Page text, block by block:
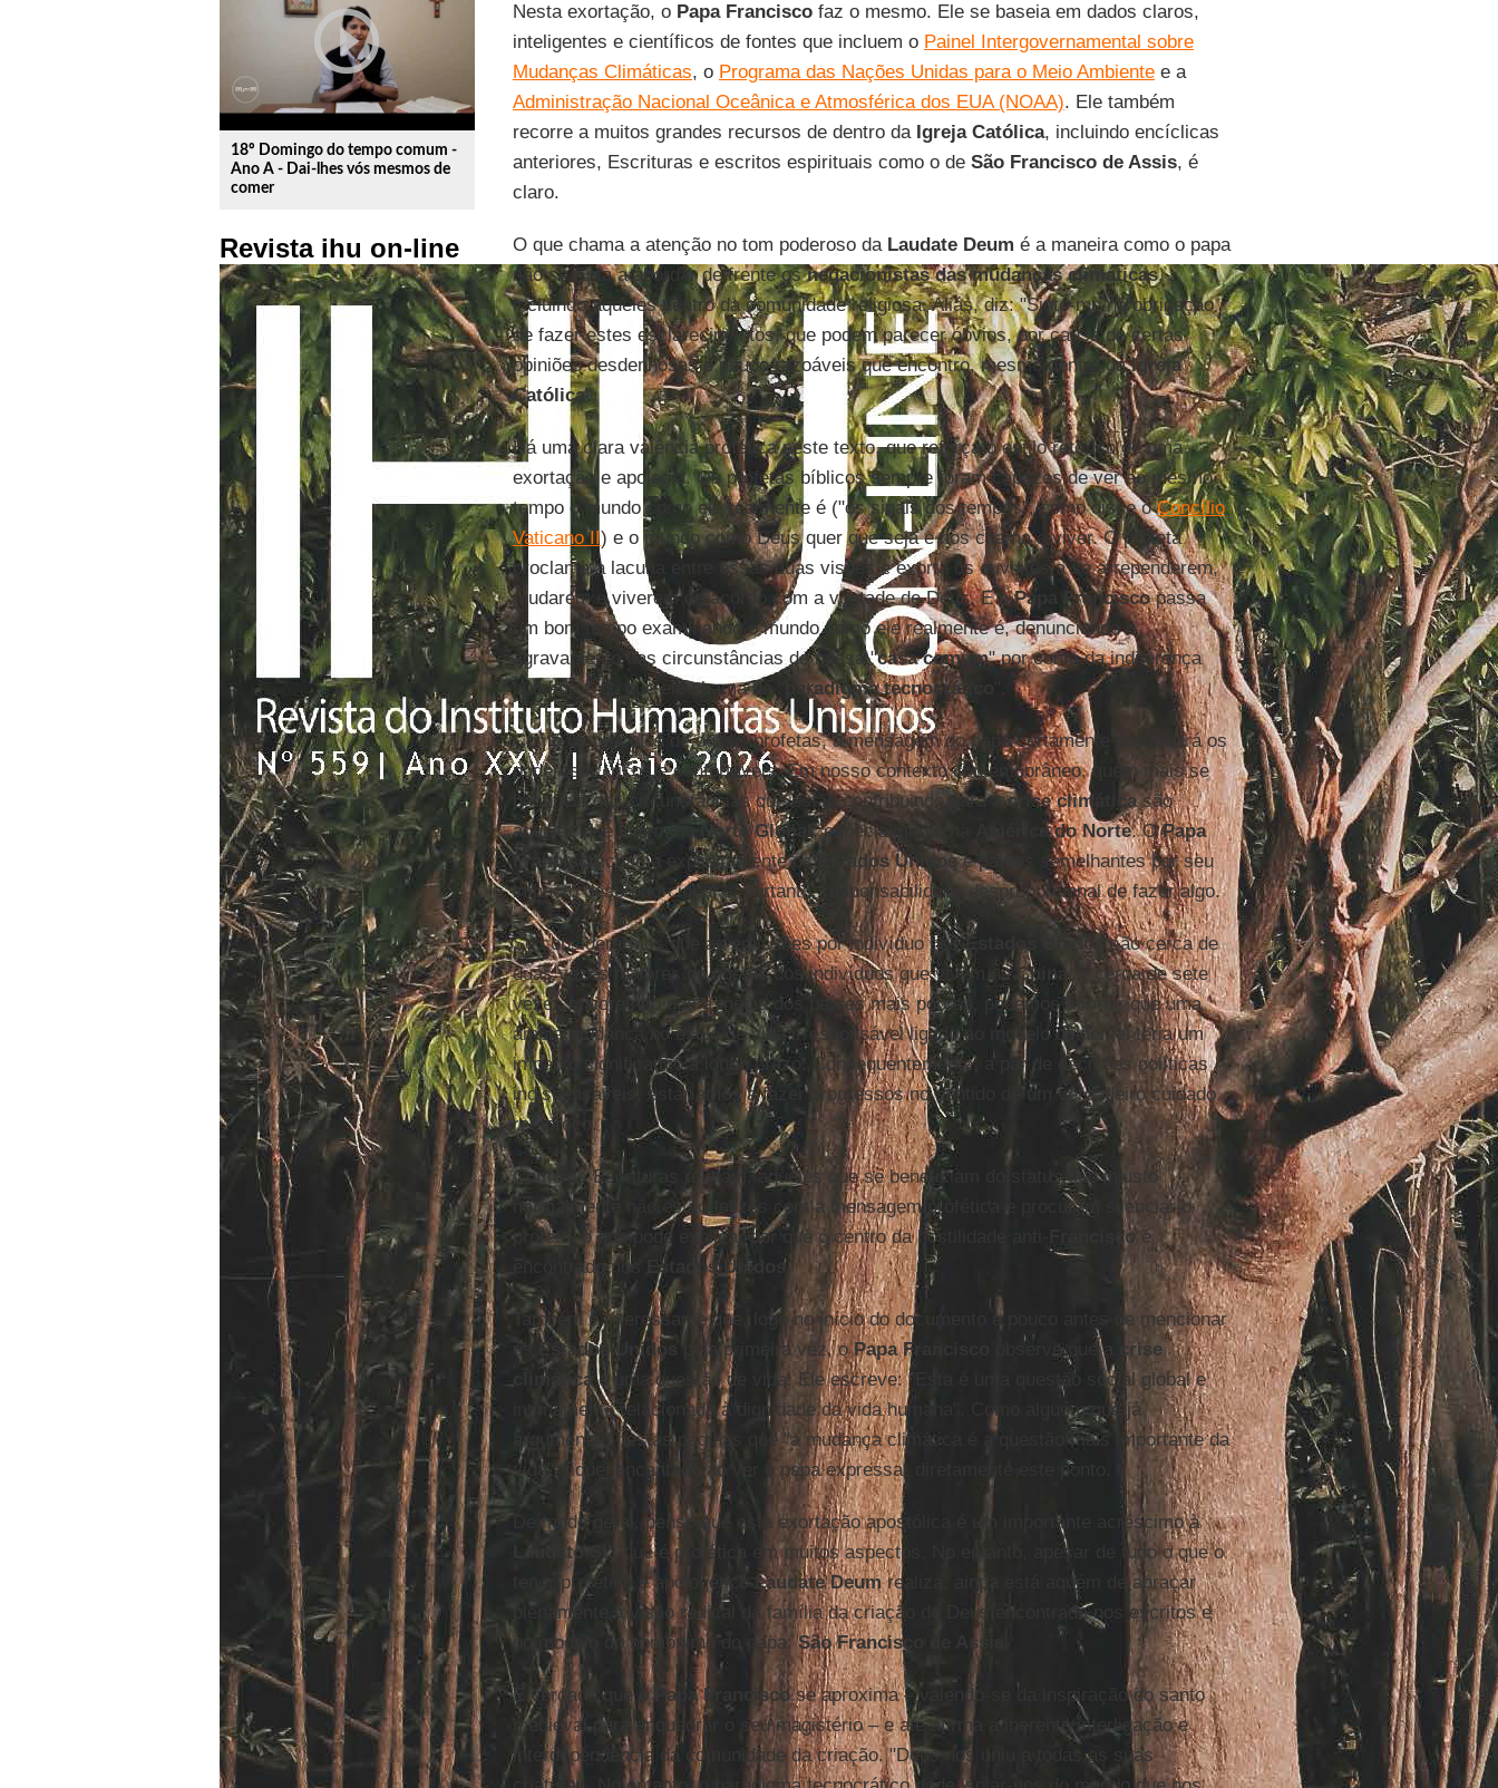
play_circle_outline
18º Domingo do tempo comum -
Ano A - Dai-lhes vós mesmos de
comer
Revista ihu on-line
Nesta exortação, o Papa Franciscofaz o mesmo. Ele se baseia em dados claros,
inteligentes e científicos de fontes que incluem o Painel Intergovernamental sobre
Mudanças Climáticas, o Programa das Nações Unidas para o Meio Ambientee a
Administração Nacional Oceânica e Atmosférica dos EUA (NOAA). Ele também
recorre a muitos grandes recursos de dentro da Igreja Católica, incluindo encíclicas
anteriores, Escrituras e escritos espirituais como o de São Francisco de Assis, é
claro.
O que chama a atenção no tom poderoso da Laudate Deum é a maneira como o papa
não se furta a abordar de frente osnegacionistas das mudanças climáticas,
incluindo aqueles dentro da comunidade religiosa. Aliás, diz: "Sinto-me na obrigação
de fazer estes esclarecimentos, que podem parecer óbvios, por causa de certas
opiniões desdenhosas e pouco razoáveis que encontro, mesmo dentro daIgreja
Católica".
Há uma clara valência profética neste texto, que reforça o estilo retórico de uma
exortação e apologia. Os profetas bíblicos sempre foram capazes de ver ao mesmo
tempo o mundo como ele realmente é ("os sinais dos tempos", como disse oConcílio
Vaticano II) e o mundo como Deus quer que seja e nos chama a viver. O profeta
proclama a lacuna entre essas duas visões e exorta os ouvintes a se arrependerem,
mudarem e viverem de acordo com a vontade de Deus. E oPapa Franciscopassa
um bom tempo examinando o mundo como ele realmente é, denunciando o
agravamento das circunstâncias de nossa "casa comum" por conta da indiferença
humana e do que ele chama de "
paradigma tecnocrático
Como os oráculos de outros profetas, a mensagem do papa certamente perturbará os
poderosos, ricos e confortáveis. Em nosso contexto contemporâneo, quem mais se
beneficia das circunstâncias que estão contribuindo para acrise climáticasão
aqueles que vivem noNorte Global, especialmente na América do Norte. OPapa
Franciscochama explicitamente os Estados Unidose países semelhantes por seu
impacto desproporcional e, portanto, responsabilidade desproporcional de fazer algo.
Se considerarmos que as emissões por indivíduo nosEstados Unidos são cerca de
duas vezes maiores do que as dos indivíduos que vivem na China, e cerca de sete
vezes maiores do que a média dos países mais pobres, podemos afirmar que uma
ampla mudança no estilo de vida irresponsável ligado ao modelo ocidental teria um
impacto significativo a longo prazo. Consequentemente, a par de decisões políticas
indispensáveis, estaríamos a fazer progressos no sentido de um verdadeiro cuidado
recíproco.
Como as Escrituras relatam, aqueles que se beneficiam do status quo injusto
normalmente não estão felizes com a mensagem profética e procuram silenciar o
profeta, o que pode explicar por que o centro da hostilidade anti-
Franciscoé
encontrado nos
Estados Unidos.
Também é interessante que, logo no início do documento e pouco antes de mencionar
os Estados Unidos pela primeira vez, oPapa Francisco observe que a
crise
climáticaé uma questão de vida! Ele escreve: "Esta é uma questão social global e
intimamente relacionada à dignidade da vida humana". Como alguém que já
argumentou nestas páginas que "a mudança climática é a questão mais importante da
vida", fiquei encantado ao ver o papa expressar diretamente este ponto.
De modo geral, penso que esta exortação apostólica é um importante acréscimo à
Laudato Si', que é profética em muitos aspectos. No entanto, apesar de tudo o que o
tenor profético e apologético Laudate Deumrealiza, ainda está aquém de abraçar
plenamente a visão radical da família da criação de Deus encontrada nos escritos e
no modelo do homônimo do papa:São Francisco de Assis
É verdade que o Papa Franciscose aproxima – valendo-se da inspiração do santo
medieval para enquadrar o seu magistério – e até afirma a inerente interligação e
interdependência da comunidade da criação. "Deus nos uniu a todas as suas